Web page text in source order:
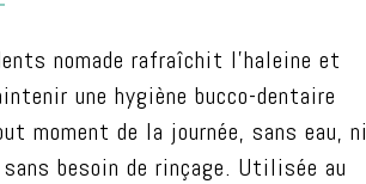
nomade rafraîchit l’haleine et
une hygiène bucco-dentaire
moment de la journée, sans eau, ni
besoin de rinçage. Utilisée au